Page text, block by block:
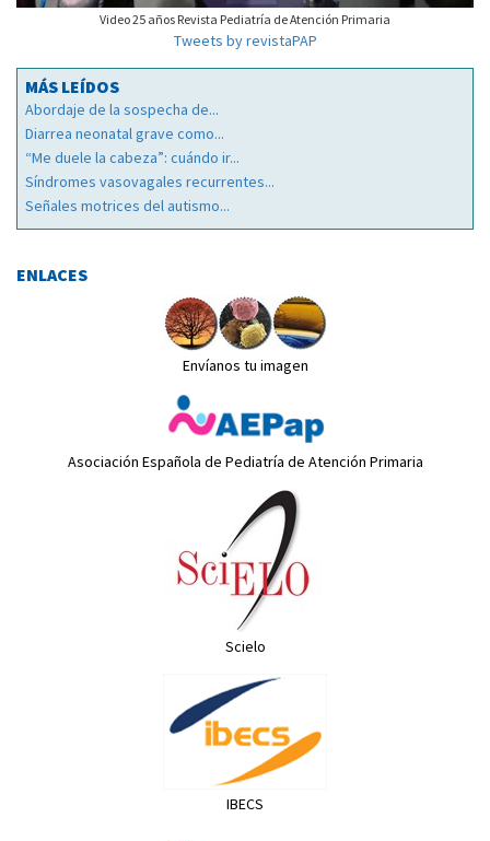
Video 25 años Revista Pediatría de Atención Primaria
Tweets by revistaPAP
MÁS LEÍDOS
Abordaje de la sospecha de...
Diarrea neonatal grave como...
“Me duele la cabeza”: cuándo ir...
Síndromes vasovagales recurrentes...
Señales motrices del autismo...
ENLACES
Envíanos tu imagen
Asociación Española de Pediatría de Atención Primaria
Scielo
IBECS